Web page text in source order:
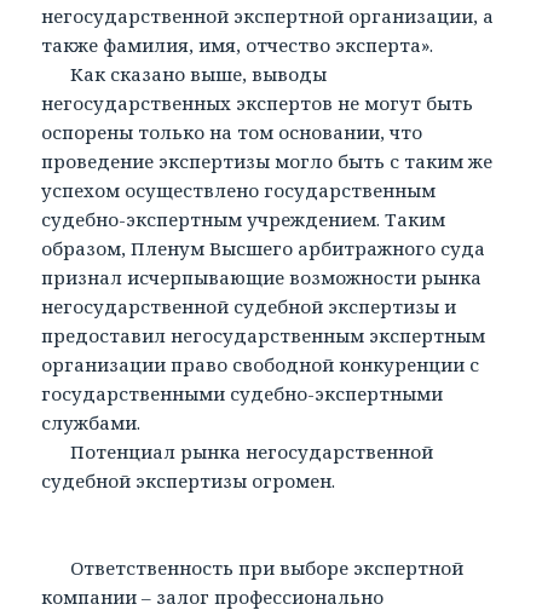
негосударственной экспертной организации, а
также фамилия, имя, отчество эксперта».
Как сказано выше, выводы
негосударственных экспертов не могут быть
оспорены только на том основании, что
проведение экспертизы могло быть с таким же
успехом осуществлено государственным
судебно-экспертным учреждением. Таким
образом, Пленум Высшего арбитражного суда
признал исчерпывающие возможности рынка
негосударственной судебной экспертизы и
предоставил негосударственным экспертным
организации право свободной конкуренции с
государственными судебно-экспертными
службами.
Потенциал рынка негосударственной
судебной экспертизы огромен.
Ответственность при выборе экспертной
компании – залог профессионально